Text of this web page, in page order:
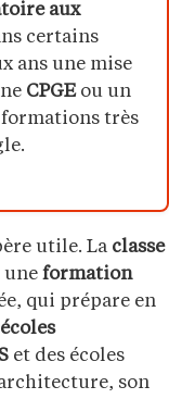
aux
certains
ans une mise
CPGEou un
très
utile. La classe
formation
qui prépare en
et des écoles
son